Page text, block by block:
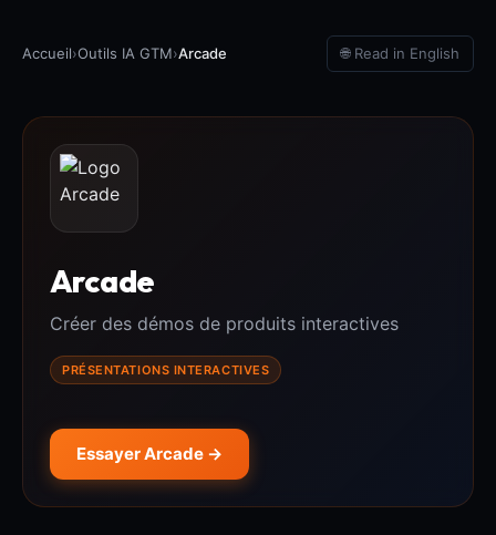
Accueil›Outils IA GTM›Arcade 🌐 Read in English
Arcade
Créer des démos de produits interactives
PRÉSENTATIONS INTERACTIVES
Essayer Arcade →